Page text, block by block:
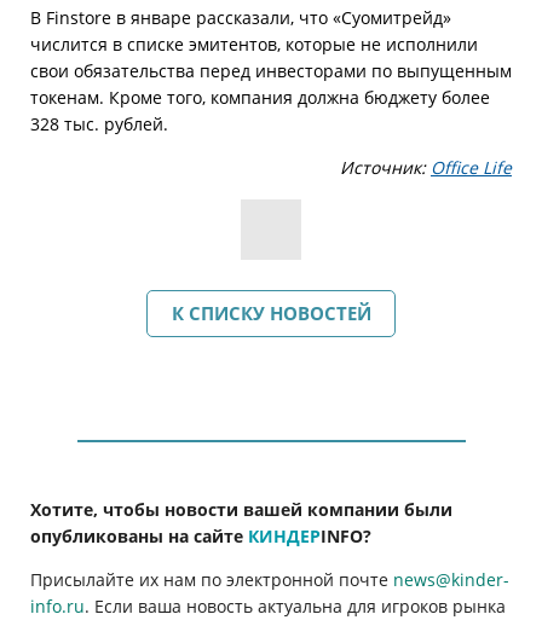
В Finstore в январе рассказали, что «Суомитрейд»
числится в списке эмитентов, которые не исполнили
свои обязательства перед инвесторами по выпущенным
токенам. Кроме того, компания должна бюджету более
328 тыс. рублей.
Источник: Office Life
К СПИСКУ НОВОСТЕЙ
Хотите, чтобы новости вашей компании были
опубликованы на сайте КИНДЕРINFO?
Присылайте их нам по электронной почте news@kinder-
info.ru. Если ваша новость актуальна для игроков рынка